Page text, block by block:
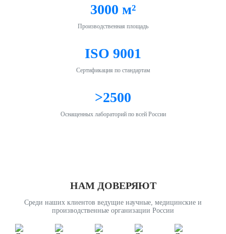
3000 м²
Производственная площадь
ISO 9001
Сертификация по стандартам
>2500
Оснащенных лабораторий по всей России
НАМ ДОВЕРЯЮТ
Среди наших клиентов ведущие научные, медицинские и
производственные организации России